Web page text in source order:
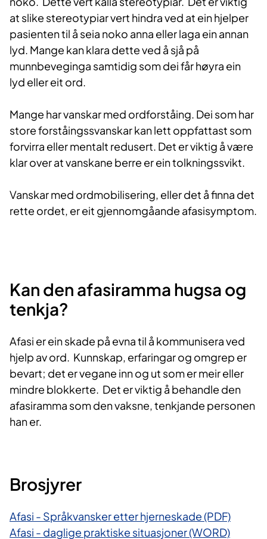
at slike stereotypiar vert hindra ved at ein hjelper
pasienten til å seia noko anna eller laga ein annan
lyd. Mange kan klara dette ved å sjå på
munnbeveginga samtidig som dei får høyra ein
lyd eller eit ord.
Mange har vanskar med ordforståing. Dei som har
store forståingssvanskar kan lett oppfattast som
forvirra eller mentalt redusert. Det er viktig å være
klar over at vanskane berre er ein tolkningssvikt.
Vanskar med ordmobilisering, eller det å finna det
rette ordet, er eit gjennomgåande afasisymptom.
Kan den afasiramma hugsa og
tenkja?
Afasi er ein skade på evna til å kommunisera ved
hjelp av ord. Kunnskap, erfaringar og omgrep er
bevart; det er vegane inn og ut som er meir eller
mindre blokkerte. Det er viktig å behandle den
afasiramma som den vaksne, tenkjande personen
han er.
Brosjyrer
Afasi - Språkvansker etter hjerneskade (PDF)
Afasi - daglige praktiske situasjoner (WORD)